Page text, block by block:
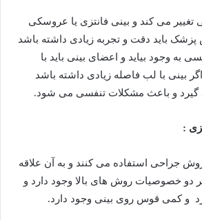
تغییر می کند و بینی فانتزی یا عروسکی
باید دقت و تجربه زیادی داشته باشد
به وجود بیاید و اعضای بینی باید با
بینی با لب فاصله زیادی داشته باشد
و باعث مشکلات تنفسی می شود.
:
روش جراحی استفاده می کنند و به آن علاقه
دو خصوصیات روش های بالا وجود دارد و
و کمی قوس روی بینی وجود دارد.